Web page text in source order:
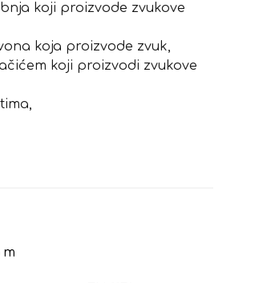
koji proizvode zvukove
koja proizvode zvuk,
koji proizvodi zvukove
m